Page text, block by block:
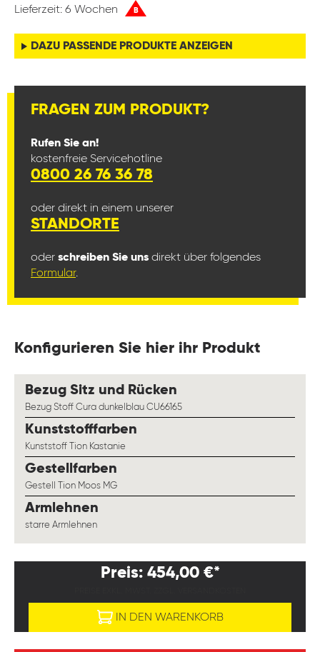
Lieferzeit: 6 Wochen B
DAZU PASSENDE PRODUKTE ANZEIGEN
FRAGEN ZUM PRODUKT?
Rufen Sie an!
kostenfreie Servicehotline
0800 26 76 36 78
oder direkt in einem unserer
STANDORTE
oder schreiben Sie uns direkt über folgendes
Formular.
Konfigurieren Sie hier ihr Produkt
Bezug Sitz und Rücken
Bezug Stoff Cura dunkelblau CU66165
Kunststofffarben
Kunststoff Tion Kastanie
Gestellfarben
Gestell Tion Moos MG
Armlehnen
starre Armlehnen
Preis: 454,00 €*
IN DEN WARENKORB